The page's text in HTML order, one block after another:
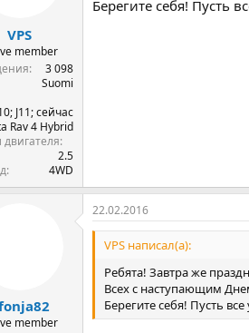
л
а
VPS
member
3 098
Suomi
J11; сейчас
Rav 4 Hybrid
2.5
4WD
Берегите себя! Пусть
member
22.02.2016
VPS написал(а):
Ребята! Завтра же
Всех с наступающим
Берегите себя! Пусть